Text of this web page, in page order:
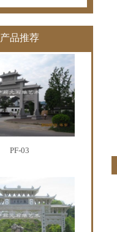
产品推荐
PF-02
PF-03